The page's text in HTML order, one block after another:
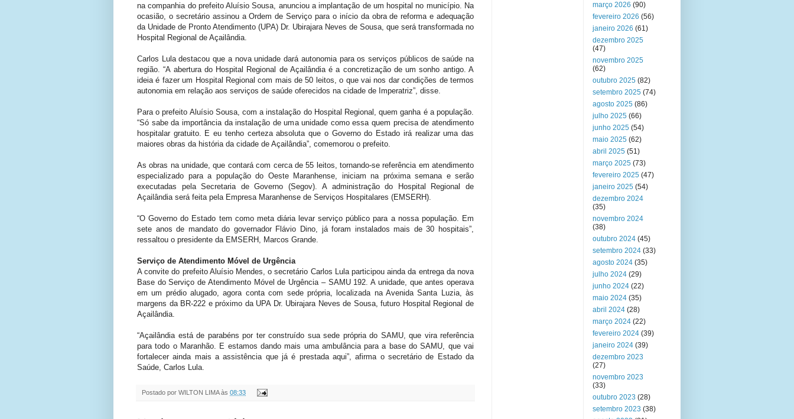
na companhia do prefeito Aluísio Sousa, anunciou a implantação de um hospital no município. Na
ocasião, o secretário assinou a Ordem de Serviço para o início da obra de reforma e adequação
da Unidade de Pronto Atendimento (UPA) Dr. Ubirajara Neves de Sousa, que será transformada no
Hospital Regional de Açailândia.
Carlos Lula destacou que a nova unidade dará autonomia para os serviços públicos de saúde na
região. “A abertura do Hospital Regional de Açailândia é a concretização de um sonho antigo. A
ideia é fazer um Hospital Regional com mais de 50 leitos, o que vai nos dar condições de termos
autonomia em relação aos serviços de saúde oferecidos na cidade de Imperatriz”, disse.
Para o prefeito Aluísio Sousa, com a instalação do Hospital Regional, quem ganha é a população.
“Só sabe da importância da instalação de uma unidade como essa quem precisa de atendimento
hospitalar gratuito. E eu tenho certeza absoluta que o Governo do Estado irá realizar uma das
maiores obras da história da cidade de Açailândia”, comemorou o prefeito.
As obras na unidade, que contará com cerca de 55 leitos, tornando-se referência em atendimento
especializado para a população do Oeste Maranhense, iniciam na próxima semana e serão
executadas pela Secretaria de Governo (Segov). A administração do Hospital Regional de
Açailândia será feita pela Empresa Maranhense de Serviços Hospitalares (EMSERH).
“O Governo do Estado tem como meta diária levar serviço público para a nossa população. Em
sete anos de mandato do governador Flávio Dino, já foram instalados mais de 30 hospitais”,
ressaltou o presidente da EMSERH, Marcos Grande.
Serviço de Atendimento Móvel de Urgência
A convite do prefeito Aluísio Mendes, o secretário Carlos Lula participou ainda da entrega da nova
Base do Serviço de Atendimento Móvel de Urgência – SAMU 192. A unidade, que antes operava
em um prédio alugado, agora conta com sede própria, localizada na Avenida Santa Luzia, às
margens da BR-222 e próximo da UPA Dr. Ubirajara Neves de Sousa, futuro Hospital Regional de
Açailândia.
“Açailândia está de parabéns por ter construído sua sede própria do SAMU, que vira referência
para todo o Maranhão. E estamos dando mais uma ambulância para a base do SAMU, que vai
fortalecer ainda mais a assistência que já é prestada aqui”, afirma o secretário de Estado da
Saúde, Carlos Lula.
Postado por WILTON LIMA às 08:33
março 2026 (90)
fevereiro 2026 (56)
janeiro 2026 (61)
dezembro 2025
(47)
novembro 2025
(62)
outubro 2025 (82)
setembro 2025 (74)
agosto 2025 (86)
julho 2025 (66)
junho 2025 (54)
maio 2025 (62)
abril 2025 (51)
março 2025 (73)
fevereiro 2025 (47)
janeiro 2025 (54)
dezembro 2024
(35)
novembro 2024
(38)
outubro 2024 (45)
setembro 2024 (33)
agosto 2024 (35)
julho 2024 (29)
junho 2024 (22)
maio 2024 (35)
abril 2024 (28)
março 2024 (22)
fevereiro 2024 (39)
janeiro 2024 (39)
dezembro 2023
(27)
novembro 2023
(33)
outubro 2023 (28)
setembro 2023 (38)